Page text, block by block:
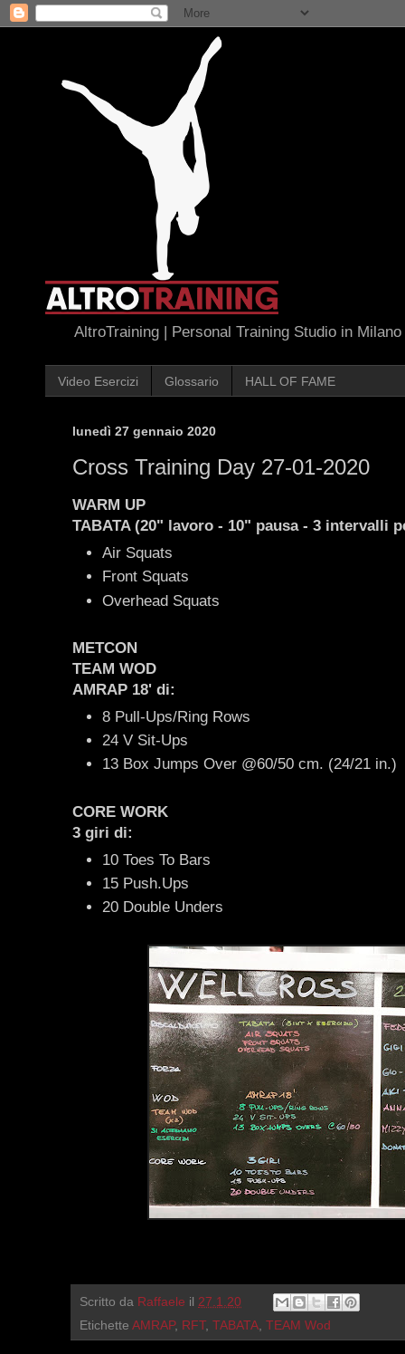
AltroTraining | Personal Training Studio in Milano
Video Esercizi Glossario HALL OF FAME
lunedì 27 gennaio 2020
Cross Training Day 27-01-2020
WARM UP
TABATA (20" lavoro - 10" pausa - 3 intervalli
Air Squats
Front Squats
Overhead Squats
METCON
TEAM WOD
AMRAP 18' di:
8 Pull-Ups/Ring Rows
24 V Sit-Ups
13 Box Jumps Over @60/50 cm. (24/21 in.)
CORE WORK
3 giri di:
10 Toes To Bars
15 Push.Ups
20 Double Unders
Scritto da Raffaele il 27.1.20
Etichette AMRAP, RFT, TABATA, TEAM Wod